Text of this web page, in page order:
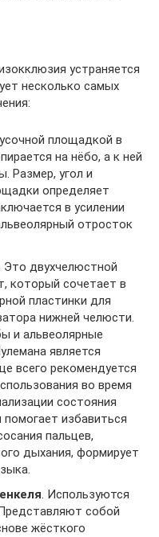
устраняется
несколько самых
площадкой в
на нёбо, а к ней
Размер, угол и
определяет
в усилении
отросток
Это двухчелюстной
который сочетает в
пластинки для
нижней челюсти.
и альвеолярные
является
всего рекомендуется
во время
состояния
избавиться
пальцев,
дыхания, формирует
. Используются
Представляют собой
жёсткого